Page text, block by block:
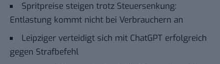
Spritpreise steigen trotz Steuersenkung:
Entlastung kommt nicht bei Verbrauchern an
Leipziger verteidigt sich mit ChatGPT erfolgreich
gegen Strafbefehl